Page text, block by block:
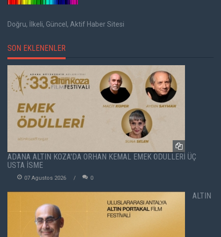
Doğru, İlkeli, Güncel, Aktif Haber Sitesi
SON EKLENENLER
ADANA ALTIN KOZA'DA ORHAN KEMAL EMEK ÖDÜLLERİ ÜÇ
USTA İSME
07 Agustos 2026 0
ALTIN